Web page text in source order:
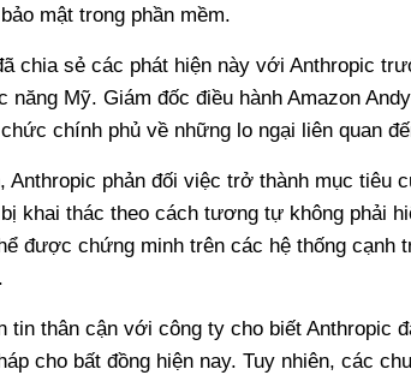
mật trong phần mềm.
chia sẻ các phát hiện này với Anthropic
năng Mỹ. Giám đốc điều hành Amazon
chính phủ về những lo ngại liên quan
Anthropic phản đối việc trở thành mục tiêu
khai thác theo cách tương tự không phải
được chứng minh trên các hệ thống cạnh
tin thân cận với công ty cho biết Anthropic
cho bất đồng hiện nay. Tuy nhiên, các